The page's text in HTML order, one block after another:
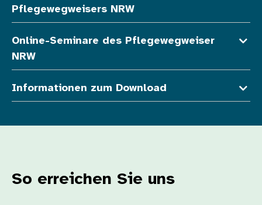
Pflegewegweisers NRW
Online-Seminare des Pflegewegweiser
NRW
Informationen zum Download
So erreichen Sie uns